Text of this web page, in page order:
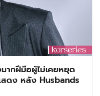
กฝีมือผู้ไม่เคยหยุด
สดง หลัง Husbands